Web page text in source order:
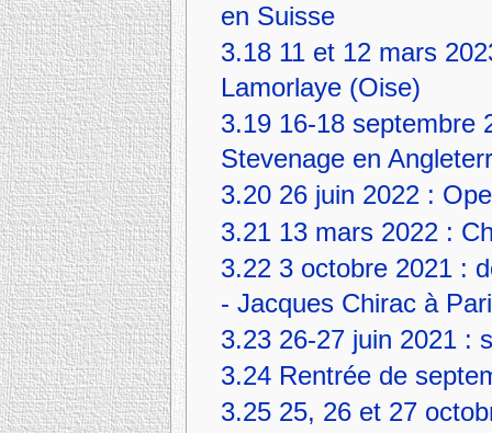
en Suisse
3.18 11 et 12 mars
Lamorlaye (Oise)
3.19 16-18 septembre
Stevenage en
3.20 26 juin 2022 :
3.21 13 mars 2022 :
3.22 3 octobre 2021 :
- Jacques Chirac à
3.23 26-27 juin 2021 :
3.24 Rentrée de
3.25 25, 26 et 27